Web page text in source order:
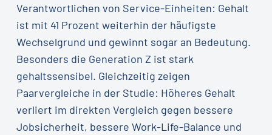
Verantwortlichen von Service-Einheiten: Gehalt
ist mit 41 Prozent weiterhin der häufigste
Wechselgrund und gewinnt sogar an Bedeutung.
Besonders die Generation Z ist stark
gehaltssensibel. Gleichzeitig zeigen
Paarvergleiche in der Studie: Höheres Gehalt
verliert im direkten Vergleich gegen bessere
Jobsicherheit, bessere Work-Life-Balance und